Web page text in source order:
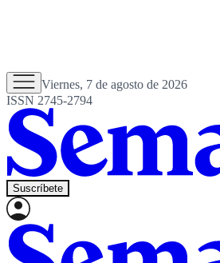
Viernes, 7 de agosto de 2026
ISSN 2745-2794
Suscríbete